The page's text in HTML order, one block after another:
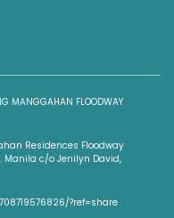
MANGGAHAN FLOODWAY
Residences Floodway
Manila c/o Jenilyn David,
?ref=share